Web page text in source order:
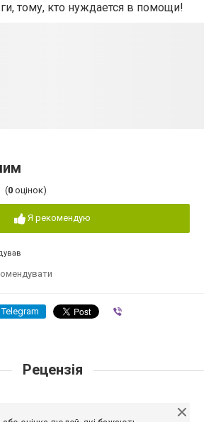
тому, кто нуждается в помощи!
(0 оцінок)
Я рекомендую
Telegram
Рецензія